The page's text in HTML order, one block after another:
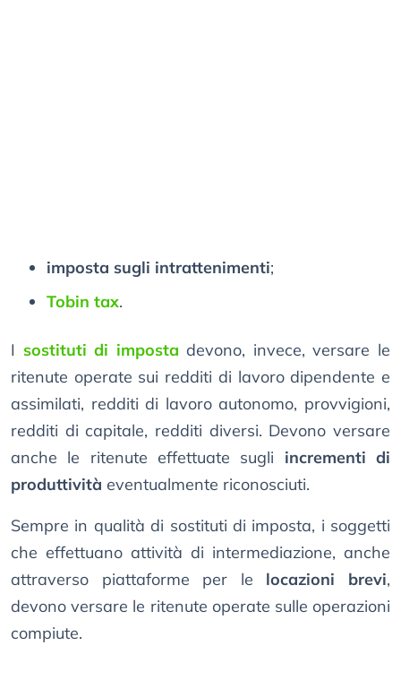
imposta sugli intrattenimenti;
Tobin tax.
I sostituti di imposta devono, invece, versare le
ritenute operate sui redditi di lavoro dipendente e
assimilati, redditi di lavoro autonomo, provvigioni,
redditi di capitale, redditi diversi. Devono versare
anche le ritenute effettuate sugli incrementi di
produttività eventualmente riconosciuti.
Sempre in qualità di sostituti di imposta, i soggetti
che effettuano attività di intermediazione, anche
attraverso piattaforme per le locazioni brevi,
devono versare le ritenute operate sulle operazioni
compiute.